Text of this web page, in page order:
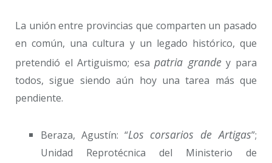
La unión entre provincias que comparten un pasado
en común, una cultura y un legado histórico, que
pretendió el Artiguismo; esapatria grandey para
todos, sigue siendo aún hoy una tarea más que
pendiente.
Beraza, Agustín: “Los corsarios de Artigas”;
Unidad Reprotécnica del Ministerio de